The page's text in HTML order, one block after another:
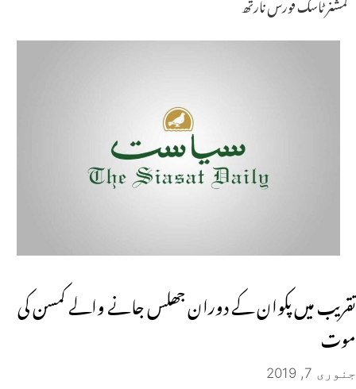
تقریب میں پکوان کے دوران جھلس جانے والے کمسن کی
موت
جنوری 7, 2019